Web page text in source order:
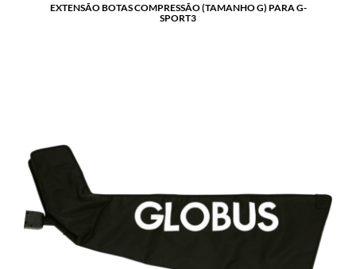
EXTENSÃO BOTAS COMPRESSÃO (TAMANHO G) PARA G-
SPORT3